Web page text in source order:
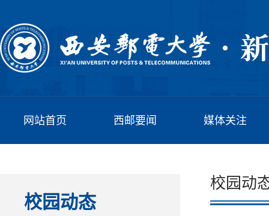
网站首页 西邮要闻 媒体关注
校园动态
校园动